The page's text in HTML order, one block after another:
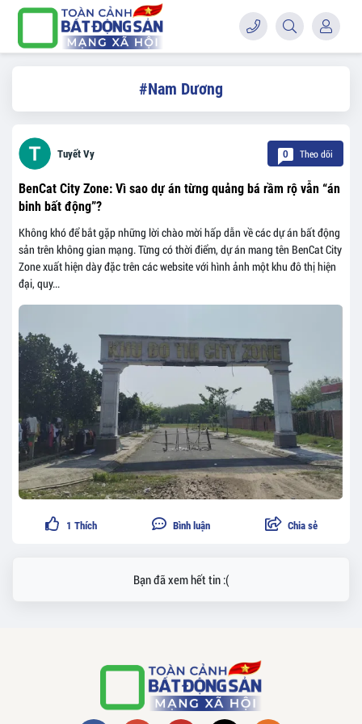
#Nam Dương
Tuyết Vy 0 Theo dõi
BenCat City Zone: Vì sao dự án từng quảng bá rầm rộ vẫn “án
binh bất động”?
Không khó để bắt gặp những lời chào mời hấp dẫn về các dự án bất động
sản trên không gian mạng. Từng có thời điểm, dự án mang tên BenCat City
Zone xuất hiện dày đặc trên các website với hình ảnh một khu đô thị hiện
đại, quy...
1 Thích Bình luận Chia sẻ
Bạn đã xem hết tin :(